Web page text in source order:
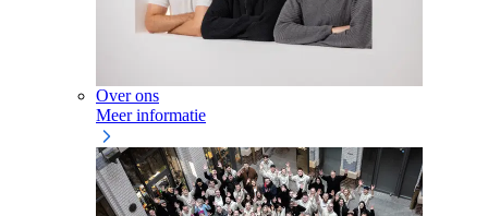
Over ons
Meer informatie